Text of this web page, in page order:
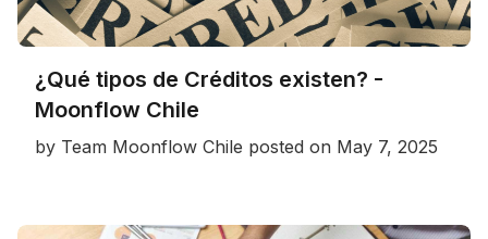
¿Qué tipos de Créditos existen? -
Moonflow Chile
by Team Moonflow Chile posted on May 7, 2025